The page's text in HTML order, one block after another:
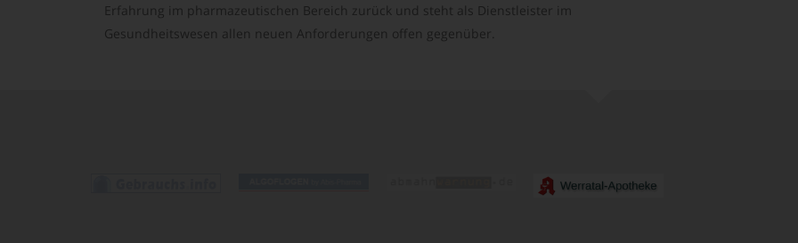
Erfahrung im pharmazeutischen Bereich zurück und steht als Dienstleister im
Gesundheitswesen allen neuen Anforderungen offen gegenüber.